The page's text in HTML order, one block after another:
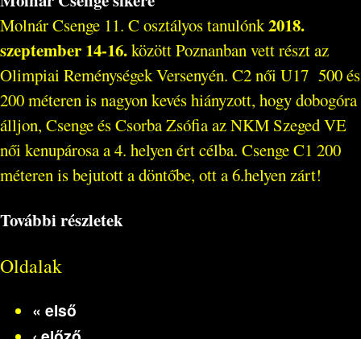
Molnár Csenge 11. C osztályos tanulónk2018.
szeptember 14-16.között Poznanban vett részt az
Olimpiai Reménységek Versenyén. C2 női U17 500 és
200 méteren is nagyon kevés hiányzott, hogy dobogóra
álljon, Csenge és Csorba Zsófia az NKM Szeged VE
női kenupárosa a 4. helyen ért célba. Csenge C1 200
méteren is bejutott a döntőbe, ott a 6.helyen zárt!
További részletek
Oldalak
« első